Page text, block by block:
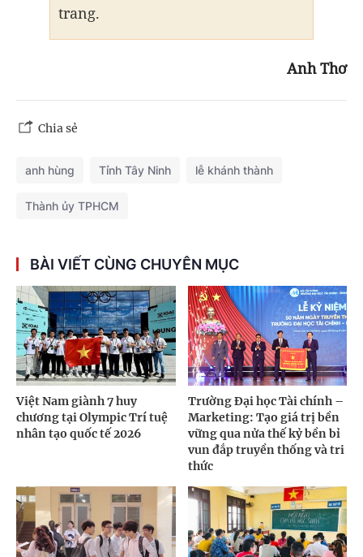
trang.
Anh Thơ
Chia sẻ
anh hùng Tỉnh Tây Ninh lễ khánh thành
Thành ủy TPHCM
BÀI VIẾT CÙNG CHUYÊN MỤC
Việt Nam giành 7 huy
chương tại Olympic Trí tuệ
nhân tạo quốc tế 2026
Trường Đại học Tài chính –
Marketing: Tạo giá trị bền
vững qua nửa thế kỷ bền bỉ
vun đắp truyền thống và tri
thức